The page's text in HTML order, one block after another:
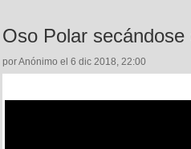
Oso Polar secándose
por Anónimo el 6 dic 2018, 22:00